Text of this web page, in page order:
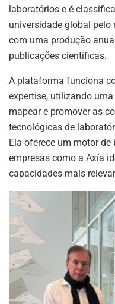
laboratórios e é
universidade global pelo
com uma produção
publicações científicas.
A plataforma funciona
expertise, utilizando
mapear e promover as
tecnológicas de
Ela oferece um motor
empresas como a Axía
capacidades mais